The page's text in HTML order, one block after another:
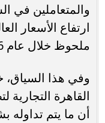
والمتعاملين في
ارتفاع الأسعار
ملحوظ خلال عام 2026.
وفي هذا
القاهرة
أن ما يتم تداوله